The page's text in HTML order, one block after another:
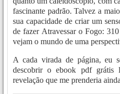
fascinante padrão. Talvez a
sua capacidade de criar um
de fazer Atravessar o Fogo:
vejam o mundo de uma
A cada virada de página, eu
descobrir o ebook pdf grátis
revelação que me prenderia